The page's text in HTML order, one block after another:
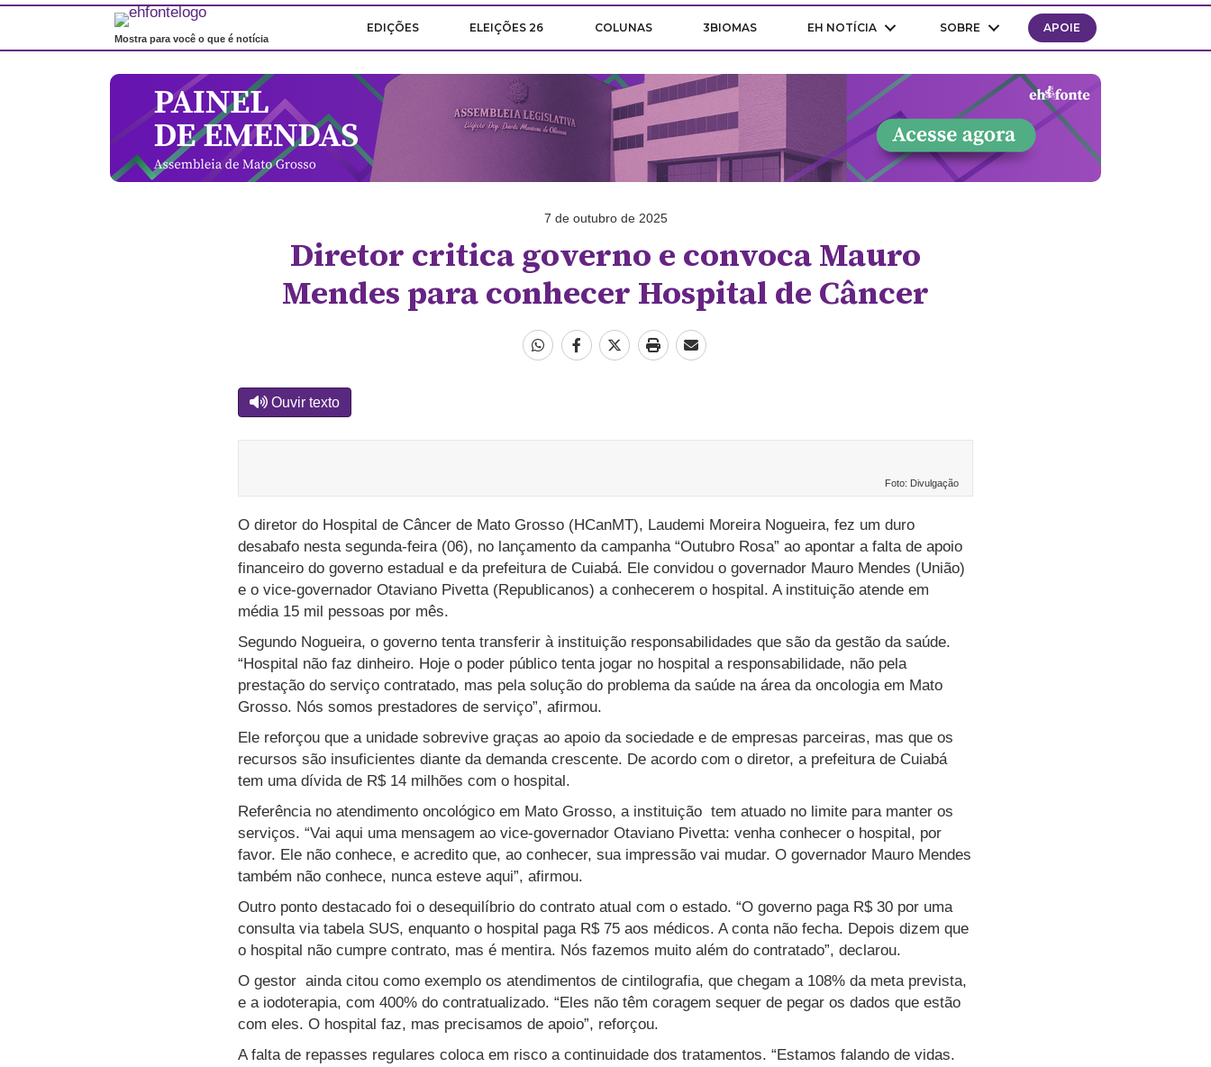
Mostra para você o que é notícia
EDIÇÕES ELEIÇÕES 26 COLUNAS 3BIOMAS EH NOTÍCIA SOBRE APOIE
7 de outubro de 2025
Diretor critica governo e convoca Mauro
Mendes para conhecer Hospital de Câncer
Ouvir texto
Foto: Divulgação
O diretor do Hospital de Câncer de Mato Grosso (HCanMT), Laudemi Moreira Nogueira, fez um duro
desabafo nesta segunda-feira (06), no lançamento da campanha “Outubro Rosa” ao apontar a falta de apoio
financeiro do governo estadual e da prefeitura de Cuiabá. Ele convidou o governador Mauro Mendes (União)
e o vice-governador Otaviano Pivetta (Republicanos) a conhecerem o hospital. A instituição atende em
média 15 mil pessoas por mês.
Segundo Nogueira, o governo tenta transferir à instituição responsabilidades que são da gestão da saúde.
“Hospital não faz dinheiro. Hoje o poder público tenta jogar no hospital a responsabilidade, não pela
prestação do serviço contratado, mas pela solução do problema da saúde na área da oncologia em Mato
Grosso. Nós somos prestadores de serviço”, afirmou.
Ele reforçou que a unidade sobrevive graças ao apoio da sociedade e de empresas parceiras, mas que os
recursos são insuficientes diante da demanda crescente. De acordo com o diretor, a prefeitura de Cuiabá
tem uma dívida de R$ 14 milhões com o hospital.
Referência no atendimento oncológico em Mato Grosso, a instituição tem atuado no limite para manter os
serviços. “Vai aqui uma mensagem ao vice-governador Otaviano Pivetta: venha conhecer o hospital, por
favor. Ele não conhece, e acredito que, ao conhecer, sua impressão vai mudar. O governador Mauro Mendes
também não conhece, nunca esteve aqui”, afirmou.
Outro ponto destacado foi o desequilíbrio do contrato atual com o estado. “O governo paga R$ 30 por uma
consulta via tabela SUS, enquanto o hospital paga R$ 75 aos médicos. A conta não fecha. Depois dizem que
o hospital não cumpre contrato, mas é mentira. Nós fazemos muito além do contratado”, declarou.
O gestor ainda citou como exemplo os atendimentos de cintilografia, que chegam a 108% da meta prevista,
e a iodoterapia, com 400% do contratualizado. “Eles não têm coragem sequer de pegar os dados que estão
com eles. O hospital faz, mas precisamos de apoio”, reforçou.
A falta de repasses regulares coloca em risco a continuidade dos tratamentos. “Estamos falando de vidas.